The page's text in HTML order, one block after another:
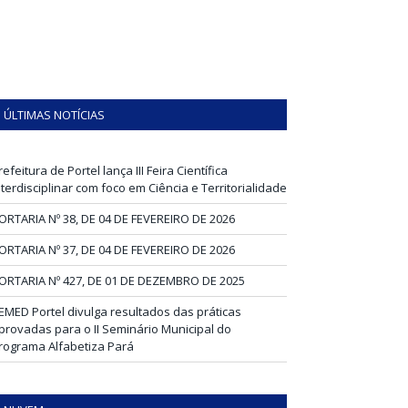
ÚLTIMAS NOTÍCIAS
de Portel lança III Feira Científica
com foco em Ciência e Territorialidade
Nº 38, DE 04 DE FEVEREIRO DE 2026
Nº 37, DE 04 DE FEVEREIRO DE 2026
Nº 427, DE 01 DE DEZEMBRO DE 2025
Portel divulga resultados das práticas
para o II Seminário Municipal do
Alfabetiza Pará